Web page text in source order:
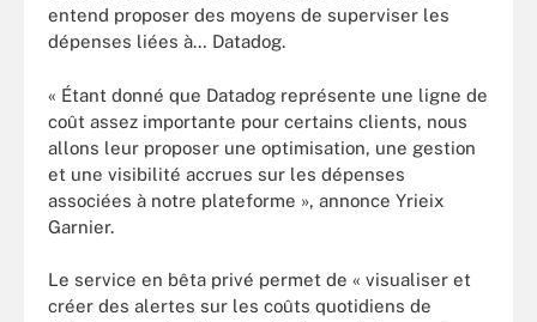
entend proposer des moyens de superviser les
dépenses liées à… Datadog.
« Étant donné que Datadog représente une ligne de
coût assez importante pour certains clients, nous
allons leur proposer une optimisation, une gestion
et une visibilité accrues sur les dépenses
associées à notre plateforme », annonce Yrieix
Garnier.
Le service en bêta privé permet de « visualiser et
créer des alertes sur les coûts quotidiens de